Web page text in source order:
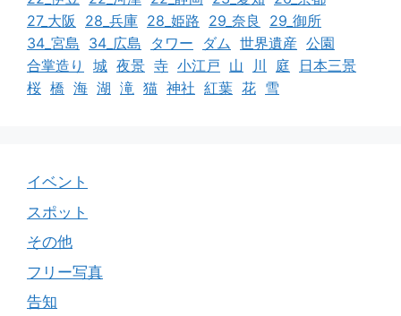
27_大阪
28_兵庫 28_姫路 29_奈良
29_御所
34_宮島 34_広島 タワー ダム 世界遺産 公園
合掌造り
城 夜景 寺 小江戸 山 川 庭
日本三景
桜 橋 海 湖 滝 猫 神社 紅葉 花 雪
イベント
スポット
その他
フリー写真
告知